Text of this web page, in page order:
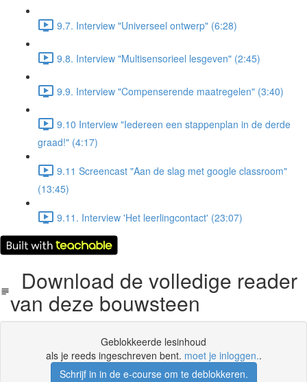
9.7. Interview "Universeel ontwerp" (6:28)
9.8. Interview "Multisensorieel lesgeven" (2:45)
9.9. Interview "Compenserende maatregelen" (3:40)
9.10 Interview "Iedereen een stappenplan in de derde
graad!" (4:17)
9.11 Screencast "Aan de slag met google classroom"
(13:45)
9.11. Interview 'Het leerlingcontact' (23:07)
Download de volledige reader
van deze bouwsteen
Geblokkeerde lesinhoud
als je reeds ingeschreven bent. moet je inloggen..
Schrijf in in de e-course om te deblokkeren.